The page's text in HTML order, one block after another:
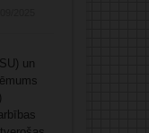
un